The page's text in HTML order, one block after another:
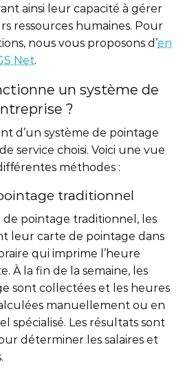
ainsi leur capacité à gérer
ressources humaines. Pour
nous vous proposons d’en
Net.
un système de
?
d’un système de pointage
service choisi. Voici une vue
méthodes :
traditionnel
de pointage traditionnel, les
leur carte de pointage dans
qui imprime l’heure
À la fin de la semaine, les
sont collectées et les heures
manuellement ou en
spécialisé. Les résultats sont
déterminer les salaires et